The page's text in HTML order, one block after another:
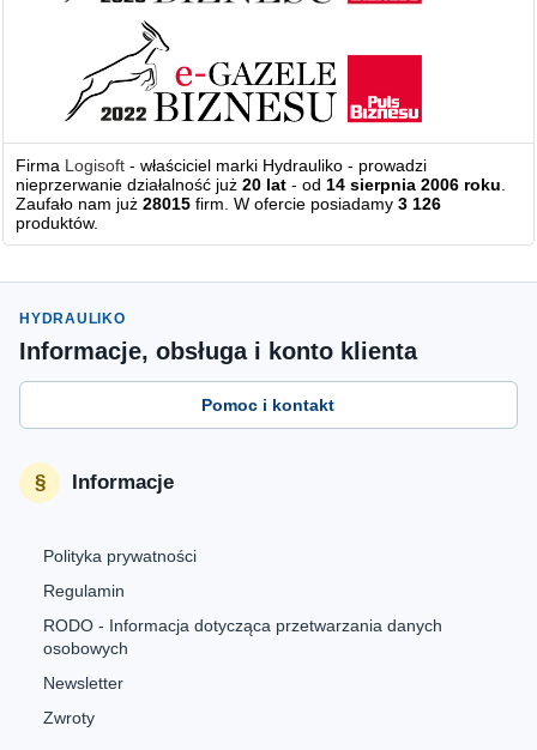
Firma Logisoft - właściciel marki Hydrauliko - prowadzi
nieprzerwanie działalność już20 lat - od 14 sierpnia 2006 roku
Zaufało nam już28015 firm. W ofercie posiadamy3 126
produktów.
HYDRAULIKO
Informacje, obsługa i konto klienta
Pomoc i kontakt
Informacje
Polityka prywatności
Regulamin
RODO - Informacja dotycząca przetwarzania danych
osobowych
Newsletter
Zwroty